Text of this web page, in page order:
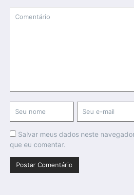
Salvar meus dados neste
que eu comentar.